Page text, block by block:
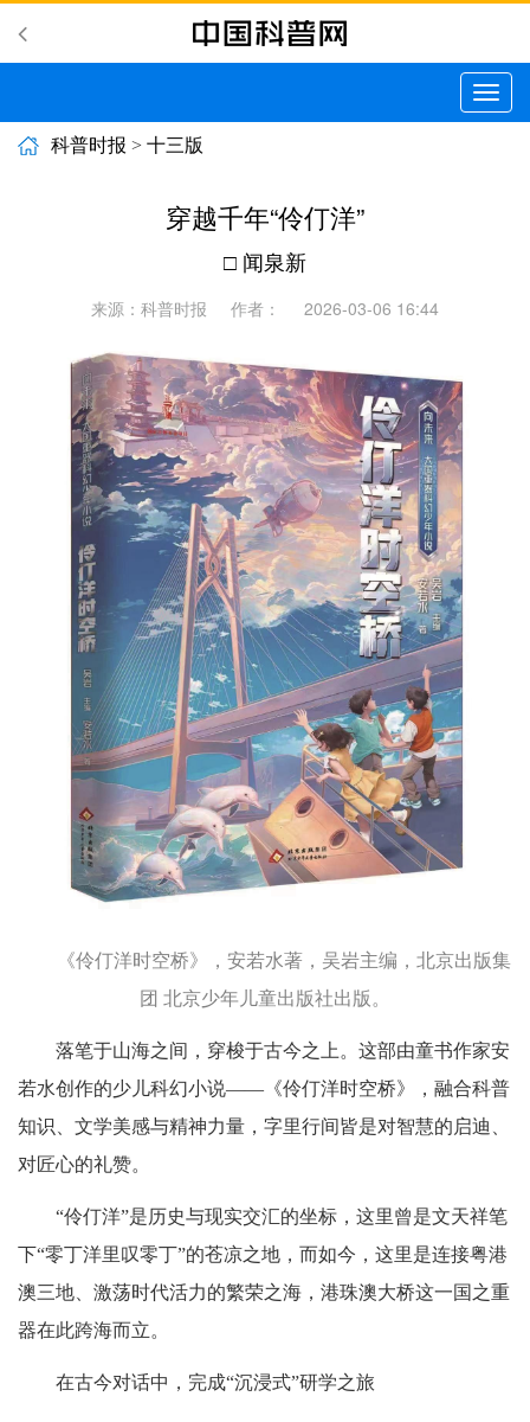
切
换
科普时报 > 十三版
穿越千年“伶仃洋”
□ 闻泉新
来源：科普时报 作者： 2026-03-06 16:44
《伶仃洋时空桥》，安若水著，吴岩主编，北京出版集
团 北京少年儿童出版社出版。
落笔于山海之间，穿梭于古今之上。这部由童书作家安
若水创作的少儿科幻小说——《伶仃洋时空桥》，融合科普
知识、文学美感与精神力量，字里行间皆是对智慧的启迪、
对匠心的礼赞。
“伶仃洋”是历史与现实交汇的坐标，这里曾是文天祥笔
下“零丁洋里叹零丁”的苍凉之地，而如今，这里是连接粤港
澳三地、激荡时代活力的繁荣之海，港珠澳大桥这一国之重
器在此跨海而立。
在古今对话中，完成“沉浸式”研学之旅